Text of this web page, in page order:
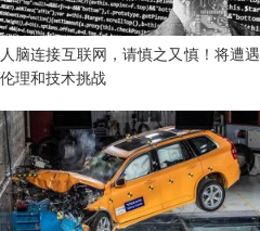
人脑连接互联网，请慎之又慎！将遭遇
伦理和技术挑战